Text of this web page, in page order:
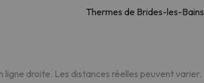
Thermes de Brides-les-Bains
ligne droite. Les distances réelles peuvent varier.